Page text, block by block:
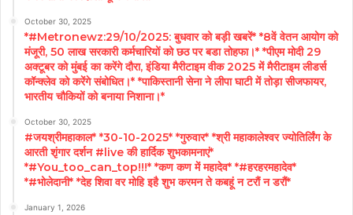
October 30, 2025
*#Metronewz:29/10/2025: बुधवार को बड़ी खबरें* *8वें वेतन आयोग को
मंजूरी, 50 लाख सरकारी कर्मचारियों को छठ पर बडा तोहफा।* *पीएम मोदी 29
अक्टूबर को मुंबई का करेंगे दौरा, इंडिया मैरीटाइम वीक 2025 में मैरीटाइम लीडर्स
कॉन्क्लेव को करेंगे संबोधित।* *पाकिस्तानी सेना ने लीपा घाटी में तोड़ा सीजफायर,
भारतीय चौकियों को बनाया निशाना।*
October 30, 2025
#जयश्रीमहाकाल* *30-10-2025* *गुरुवार* *श्री महाकालेश्वर ज्योतिर्लिंग के
आरती शृंगार दर्शन #live की हार्दिक शुभकामनाएं*
*#You_too_can_top!!!* *कण कण में महादेव* *#हरहरमहादेव*
*#भोलेदानी* *देह शिवा वर मोहि इहै शुभ करमन ते कबहूं न टरौं न डरौं*
January 1, 2026